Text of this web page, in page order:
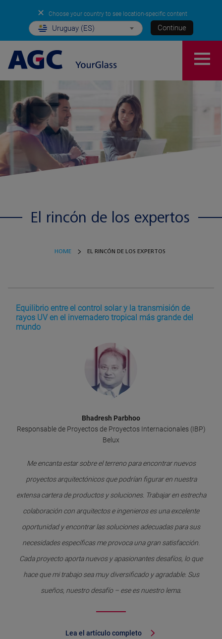
✕ Choose your country to see location-specific content
Uruguay (ES) Continue
El rincón de los expertos
HOME EL RINCÓN DE LOS EXPERTOS
Equilibrio entre el control solar y la transmisión de
rayos UV en el invernadero tropical más grande del
mundo
Bhadresh Parbhoo
Responsable de Proyectos de Proyectos Internacionales (IBP)
Belux
Me encanta estar sobre el terreno para encontrar nuevos
proyectos arquitectónicos que podrían figurar en nuestra
extensa cartera de productos y soluciones. Trabajar en estrecha
colaboración con arquitectos e ingenieros es una excelente
oportunidad y encontrar las soluciones adecuadas para sus
necesidades específicas me provoca una gran satisfacción.
Cada proyecto aporta nuevos y apasionantes desafíos, lo que
hace que mi trabajo sea muy diversificado y agradable. Sus
sueños, nuestro desafío – ese es nuestro lema.
Lea el artículo completo